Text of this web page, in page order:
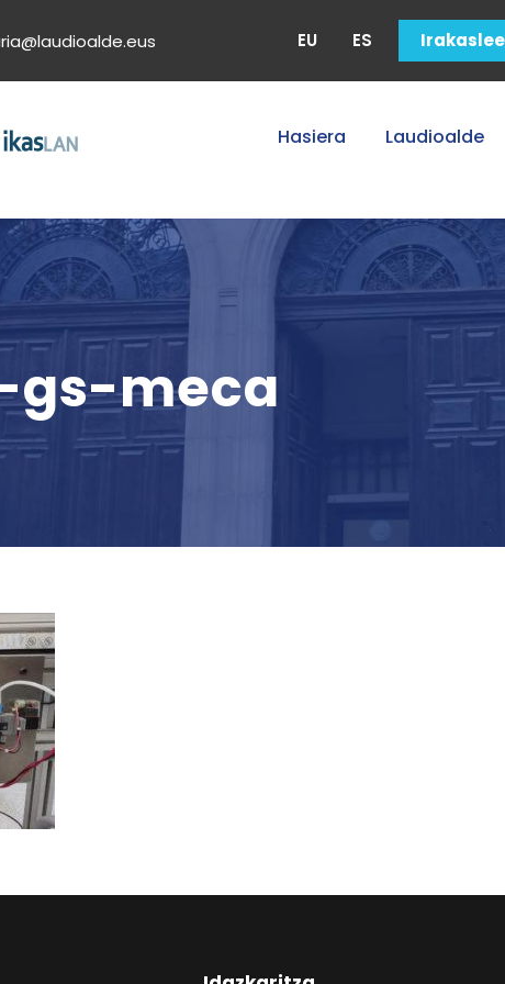
EU ES
Hasiera Laudioalde
gs-meca